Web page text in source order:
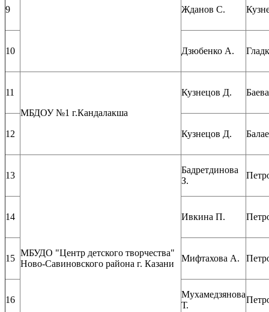
9 Жданов С.
10 Дзюбенко А.
11
МБДОУ №1 г.Кандалакша
Кузнецов Д.
12 Кузнецов Д.
13
МБУДО "Центр детского творчества"
Ново-Савиновского района г. Казани
Бадретдинова
З.
14 Ивкина П.
15 Мифтахова А.
16
Мухамедзянова
Т.